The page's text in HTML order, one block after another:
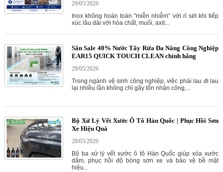
29/05/2026
Inox không hoàn toàn "miễn nhiễm” với rỉ sét khi tiếp
xúc lâu dài với hóa chất, muối, axit...
Săn Sale 40% Nước Tẩy Rửa Đa Năng Công Nghiệp
EAR15 QUICK TOUCH CLEAN chính hãng
29/05/2026
Trong ngành vệ sinh công nghiệp, việc phải lau đi lau
lại nhiều lần không chỉ gây tốn nhân công,...
Bộ Xử Lý Vết Xước Ô Tô Hàn Quốc | Phục Hồi Sơn
Xe Hiệu Quả
28/05/2026
Bộ ba xử lý vết xước ô tô Hàn Quốc giúp xóa xước
dăm, phục hồi độ bóng sơn xe và bảo vệ bề mặt
hiệu...